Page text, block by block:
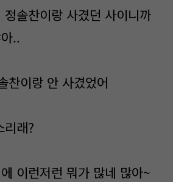
솔찬이랑 사겼던 사이니까
..
찬이랑 안 사겼었어
리래?
이런저런 뭐가 많네 많아~